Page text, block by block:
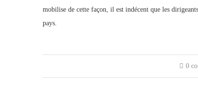
mobilise de cette façon, il est indécent que les
pays.
0